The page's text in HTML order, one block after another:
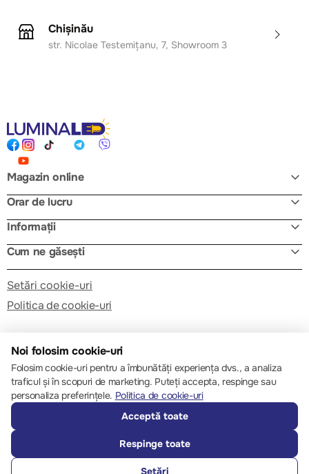
Chișinău
str. Nicolae Testemițanu, 7, Showroom 3
Magazin online
Orar de lucru
Informații
Cum ne găsești
Setări cookie-uri
Politica de cookie-uri
© 2013 – 2026 ECOM
Noi folosim cookie-uri
Folosim cookie-uri pentru a îmbunătăți experiența dvs., a analiza
traficul și în scopuri de marketing. Puteți accepta, respinge sau
personaliza preferințele. Politica de cookie-uri
Acceptă toate
Respinge toate
Setări